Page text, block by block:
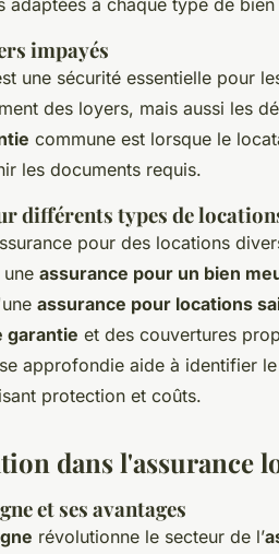
impayés
une sécurité essentielle pour
des loyers, mais aussi les
commune est lorsque le
les documents requis.
différents types de
pour des locations
assurance pour un bien
assurance pour locations
garantie et des couvertures
approfondie aide à identifier le
protection et coûts.
dans l'assurance
et ses avantages
révolutionne le secteur de l’